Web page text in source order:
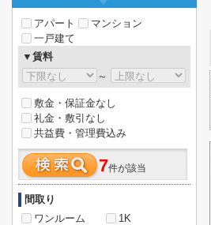
アパート
マンション
一戸建て
▼賃料
～
敷金・保証金なし
礼金・敷引なし
共益費・管理費込み
7件が該当
間取り
ワンルーム
1K